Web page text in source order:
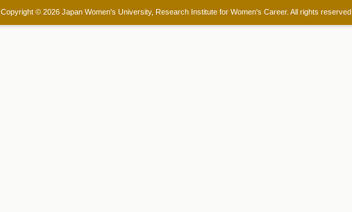
Copyright © 2026 Japan Women's University, Research Institute for Women's Career. All rights reserved.